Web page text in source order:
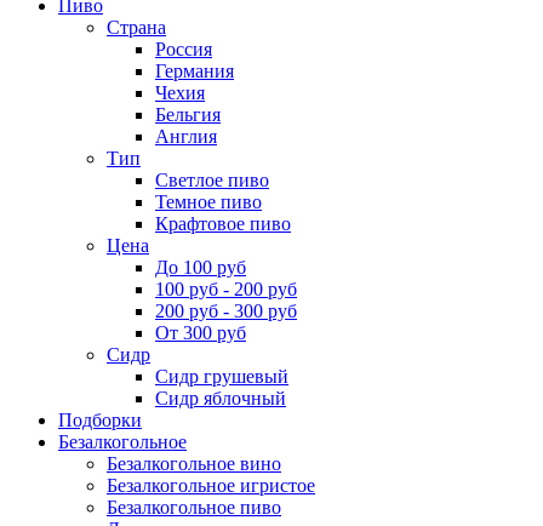
Пиво
Страна
Россия
Германия
Чехия
Бельгия
Англия
Тип
Светлое пиво
Темное пиво
Крафтовое пиво
Цена
До 100 руб
100 руб - 200 руб
200 руб - 300 руб
От 300 руб
Сидр
Сидр грушевый
Сидр яблочный
Подборки
Безалкогольное
Безалкогольное вино
Безалкогольное игристое
Безалкогольное пиво